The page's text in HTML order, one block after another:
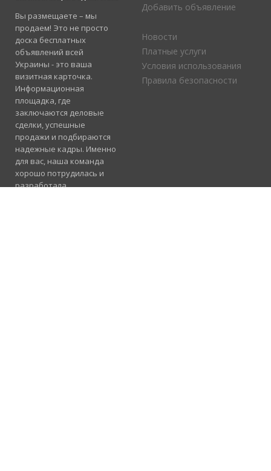
Вы размещаете – мы
продаем! Это не просто
доска бесплатных
объявлений всей
Украины - это ваша
визитная карточка.
Информационная
площадка, где
заключаются деловые
сделки, успешные
продажи и подбираются
надежные кадры. Именно
для вас, наша команда
хорошо потрудилась и
разработала
Добавить объявление
Новости
Платные услуги
Условия использования
Правила безопасности